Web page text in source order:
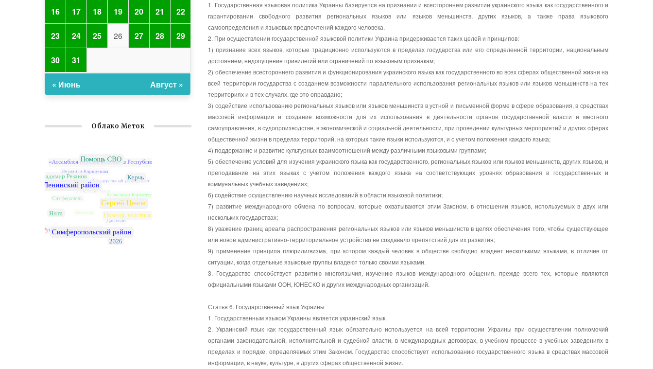
1. Государственная языковая политика Украины базируется на признании и всестороннем развитии украинского языка как государственного и
гарантировании свободного развития региональных языков или языков меньшинств, других языков, а также права языкового
самоопределения и языковых предпочтений каждого человека.
2. При осуществлении государственной языковой политики Украина придерживается таких целей и принципов:
1) признание всех языков, которые традиционно используются в пределах государства или его определенной территории, национальным
достоянием, недопущение привилегий или ограничений по языковым признакам;
2) обеспечение всестороннего развития и функционирования украинского языка как государственного во всех сферах общественной жизни на
всей территории государства с созданием возможности параллельного использования региональных языков или языков меньшинств на тех
территориях и в тех случаях, где это оправдано;
3) содействие использованию региональных языков или языков меньшинств в устной и письменной форме в сфере образования, в средствах
массовой информации и создание возможности для их использования в деятельности органов государственной власти и местного
самоуправления, в судопроизводстве, в экономической и социальной деятельности, при проведении культурных мероприятий и других сферах
общественной жизни в пределах территорий, на которых такие языки используются, и с учетом положения каждого языка;
4) поддержание и развитие культурных взаимоотношений между различными языковыми группами;
5) обеспечение условий для изучения украинского языка как государственного, региональных языков или языков меньшинств, других языков, и
преподавание на этих языках с учетом положения каждого языка на соответствующих уровнях образования в государственных и
коммунальных учебных заведениях;
6) содействие осуществлению научных исследований в области языковой политики;
7) развитие международного обмена по вопросам, которые охватываются этим Законом, в отношении языков, используемых в двух или
нескольких государствах;
8) уважение границ ареала распространения региональных языков или языков меньшинств в целях обеспечения того, чтобы существующее
или новое административно-территориальное устройство не создавало препятствий для их развития;
9) применение принципа плюрилигвизма, при котором каждый человек в обществе свободно владеет несколькими языками, в отличие от
ситуации, когда отдельные языковые группы владеют только своими языками.
3. Государство способствует развитию многоязычия, изучению языков международного общения, прежде всего тех, которые являются
официальными языками ООН, ЮНЕСКО и других международных организаций.
Статья 6. Государственный язык Украины
1. Государственным языком Украины является украинский язык.
2. Украинский язык как государственный язык обязательно используется на всей территории Украины при осуществлении полномочий
органами законодательной, исполнительной и судебной власти, в международных договорах, в учебном процессе в учебных заведениях в
пределах и порядке, определяемых этим Законом. Государство способствует использованию государственного языка в средствах массовой
информации, в науке, культуре, в других сферах общественной жизни.
16 17 18 19 20 21 22
23 24 25 26 27 28 29
30 31
« Июнь Август »
Облако Меток